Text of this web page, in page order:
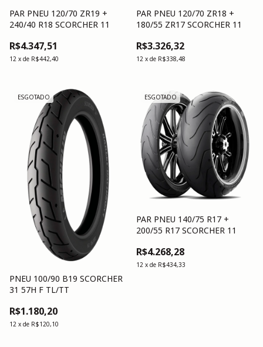
PAR PNEU 120/70 ZR19 +
240/40 R18 SCORCHER 11
R$4.347,51
12 x de R$442,40
PAR PNEU 120/70 ZR18 +
180/55 ZR17 SCORCHER 11
R$3.326,32
12 x de R$338,48
ESGOTADO
PNEU 100/90 B19 SCORCHER
31 57H F TL/TT
R$1.180,20
12 x de R$120,10
ESGOTADO
PAR PNEU 140/75 R17 +
200/55 R17 SCORCHER 11
R$4.268,28
12 x de R$434,33